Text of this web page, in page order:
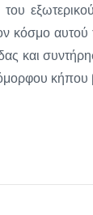
αυτού
και
κήπου